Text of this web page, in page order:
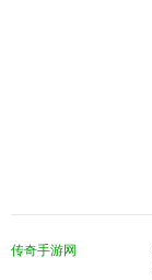
传奇手游网